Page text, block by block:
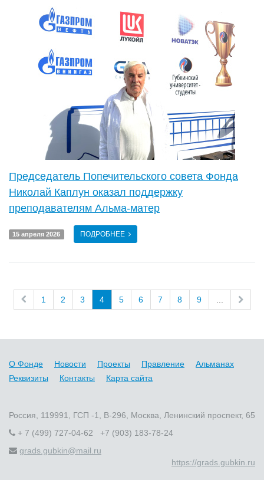
Председатель Попечительского совета Фонда
Николай Каплун оказал поддержку
преподавателям Альма-матер
15 апреля 2026 ПОДРОБНЕЕ
1 2 3 4 5 6 7 8 9
О Фонде Новости Проекты Правление
Альманах
Реквизиты
Контакты Карта сайта
Россия, 119991, ГСП -1, В-296, Москва, Ленинский проспект, 65
+ 7 (499) 727-04-62 +7 (903) 183-78-24
grads.gubkin@mail.ru
https://grads.gubkin.ru